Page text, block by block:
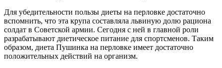
Для убедительности пользы диеты на перловке достаточно
вспомнить, что эта крупа составляла львиную долю рациона
солдат в Советской армии. Сегодня с ней в главной роли
разрабатывают диетическое питание для спортсменов. Таким
образом, диета Пушинка на перловке имеет достаточно
положительных действий на организм.